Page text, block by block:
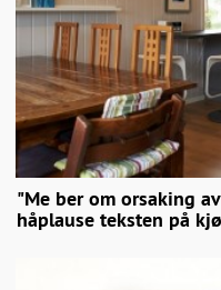
"Me ber om orsaking
håplause teksten på